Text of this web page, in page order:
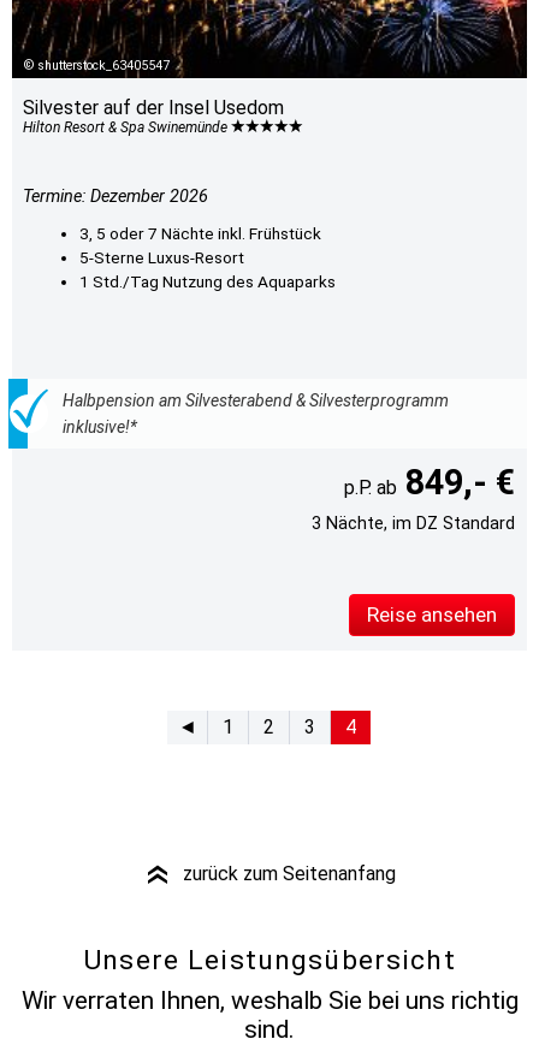
shutterstock_63405547
Silvester auf der Insel Usedom
Hilton Resort & Spa Swinemünde
Termine: Dezember 2026
3, 5 oder 7 Nächte inkl. Frühstück
5-Sterne Luxus-Resort
1 Std./Tag Nutzung des Aquaparks
Halbpension am Silvesterabend & Silvesterprogramm
inklusive!*
849,- €
3 Nächte, im DZ Standard
Reise ansehen
◄ 1 2 3 4
» zurück zum Seitenanfang
Unsere Leistungsübersicht
Wir verraten Ihnen, weshalb Sie bei uns richtig
sind.